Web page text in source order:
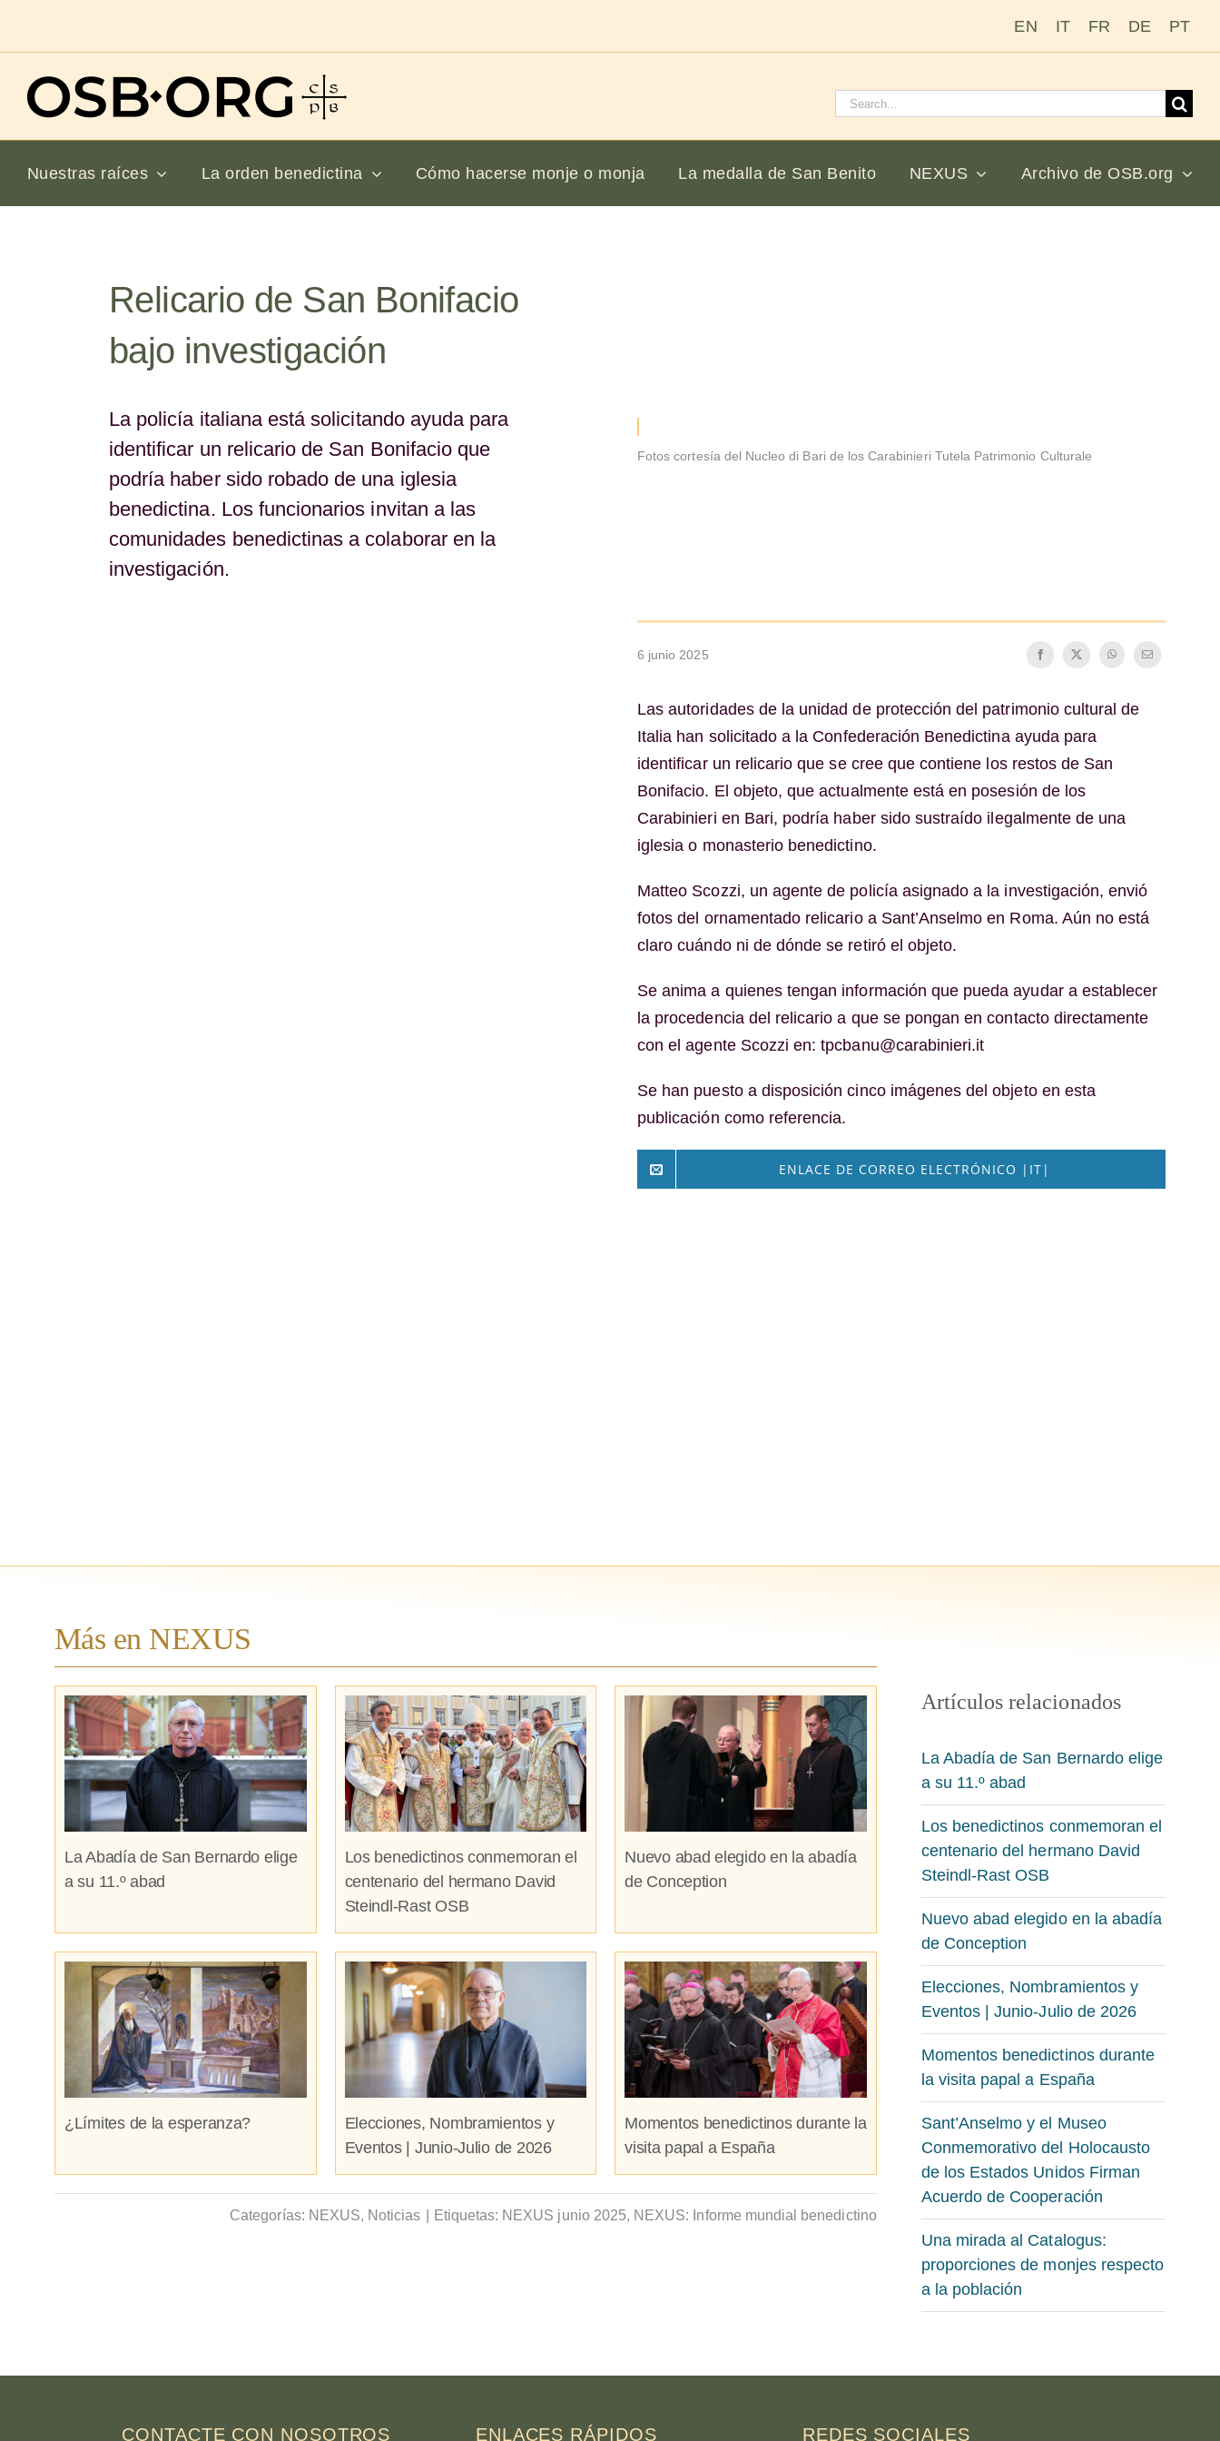
EN IT FR DE PT
Buscar:
Nuestras raíces La orden benedictina Cómo hacerse monje o monja La medalla de San Benito NEXUS Archivo de OSB.org
Relicario de San Bonifacio
bajo investigación
La policía italiana está solicitando ayuda para
identificar un relicario de San Bonifacio que
podría haber sido robado de una iglesia
benedictina. Los funcionarios invitan a las
comunidades benedictinas a colaborar en la
investigación.
Fotos cortesía del Nucleo di Bari de los Carabinieri Tutela Patrimonio Culturale
6 junio 2025
Las autoridades de la unidad de protección del patrimonio cultural de
Italia han solicitado a la Confederación Benedictina ayuda para
identificar un relicario que se cree que contiene los restos de San
Bonifacio. El objeto, que actualmente está en posesión de los
Carabinieri en Bari, podría haber sido sustraído ilegalmente de una
iglesia o monasterio benedictino.
Matteo Scozzi, un agente de policía asignado a la investigación, envió
fotos del ornamentado relicario a Sant’Anselmo en Roma. Aún no está
claro cuándo ni de dónde se retiró el objeto.
Se anima a quienes tengan información que pueda ayudar a establecer
la procedencia del relicario a que se pongan en contacto directamente
con el agente Scozzi en: tpcbanu@carabinieri.it
Se han puesto a disposición cinco imágenes del objeto en esta
publicación como referencia.
ENLACE DE CORREO ELECTRÓNICO |IT|
Más en NEXUS
La Abadía de San Bernardo elige
a su 11.º abad
Los benedictinos conmemoran el
centenario del hermano David
Steindl-Rast OSB
Nuevo abad elegido en la abadía
de Conception
¿Límites de la esperanza?
Elecciones, Nombramientos y
Eventos | Junio-Julio de 2026
Momentos benedictinos durante la
visita papal a España
Categorías: NEXUS, Noticias Etiquetas: NEXUS junio 2025, NEXUS: Informe mundial benedictino
Artículos relacionados
La Abadía de San Bernardo elige
a su 11.º abad
Los benedictinos conmemoran el
centenario del hermano David
Steindl-Rast OSB
Nuevo abad elegido en la abadía
de Conception
Elecciones, Nombramientos y
Eventos | Junio-Julio de 2026
Momentos benedictinos durante
la visita papal a España
Sant’Anselmo y el Museo
Conmemorativo del Holocausto
de los Estados Unidos Firman
Acuerdo de Cooperación
Una mirada al Catalogus:
proporciones de monjes respecto
a la población
CONTACTE CON NOSOTROS ENLACES RÁPIDOS REDES SOCIALES